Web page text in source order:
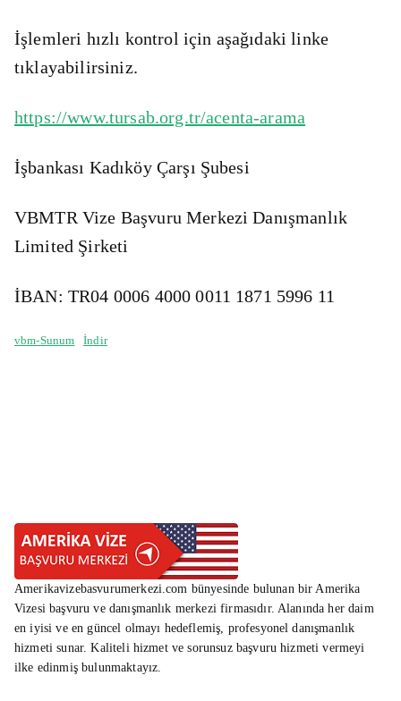
İşlemleri hızlı kontrol için aşağıdaki linke
tıklayabilirsiniz.
https://www.tursab.org.tr/acenta-arama
İşbankası Kadıköy Çarşı Şubesi
VBMTR Vize Başvuru Merkezi Danışmanlık
Limited Şirketi
İBAN: TR04 0006 4000 0011 1871 5996 11
vbm-Sunum İndir
Amerikavizebasvurumerkezi.com bünyesinde bulunan bir Amerika
Vizesi başvuru ve danışmanlık merkezi firmasıdır. Alanında her daim
en iyisi ve en güncel olmayı hedeflemiş, profesyonel danışmanlık
hizmeti sunar. Kaliteli hizmet ve sorunsuz başvuru hizmeti vermeyi
ilke edinmiş bulunmaktayız.